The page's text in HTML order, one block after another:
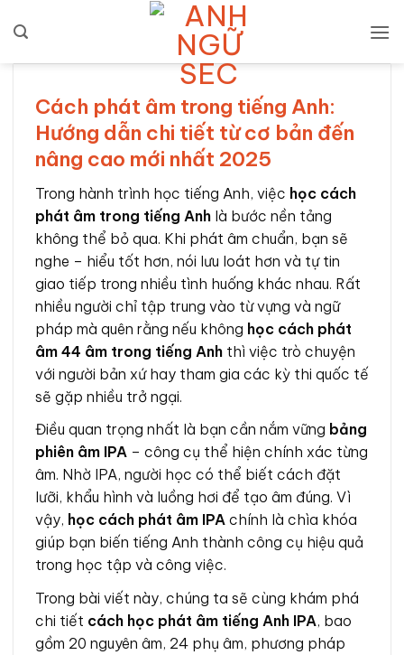
qua
Cách phát âm trong tiếng Anh:
Hướng dẫn chi tiết từ cơ bản đến
nâng cao mới nhất 2025
Trong hành trình học tiếng Anh, việc học cách
phát âm trong tiếng Anh là bước nền tảng
không thể bỏ qua. Khi phát âm chuẩn, bạn sẽ
nghe – hiểu tốt hơn, nói lưu loát hơn và tự tin
giao tiếp trong nhiều tình huống khác nhau. Rất
nhiều người chỉ tập trung vào từ vựng và ngữ
pháp mà quên rằng nếu không học cách phát
âm 44 âm trong tiếng Anh thì việc trò chuyện
với người bản xứ hay tham gia các kỳ thi quốc tế
sẽ gặp nhiều trở ngại.
Điều quan trọng nhất là bạn cần nắm vững bảng
phiên âm IPA – công cụ thể hiện chính xác từng
âm. Nhờ IPA, người học có thể biết cách đặt
lưỡi, khẩu hình và luồng hơi để tạo âm đúng. Vì
vậy, học cách phát âm IPA chính là chìa khóa
giúp bạn biến tiếng Anh thành công cụ hiệu quả
trong học tập và công việc.
Trong bài viết này, chúng ta sẽ cùng khám phá
chi tiết cách học phát âm tiếng Anh IPA, bao
gồm 20 nguyên âm, 24 phụ âm, phương pháp